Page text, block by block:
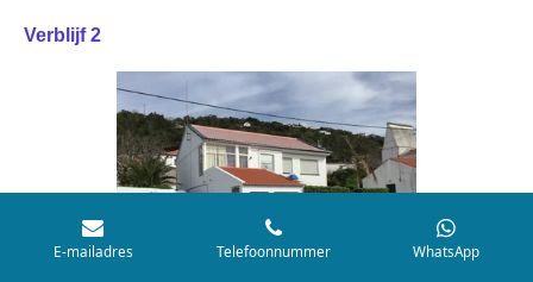
Verblijf 2
E-mailadres Telefoonnummer WhatsApp